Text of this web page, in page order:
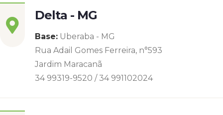
Delta - MG
Base: Uberaba - MG
Rua Adail Gomes Ferreira, n°593
Jardim Maracanã
34 99319-9520 / 34 991102024